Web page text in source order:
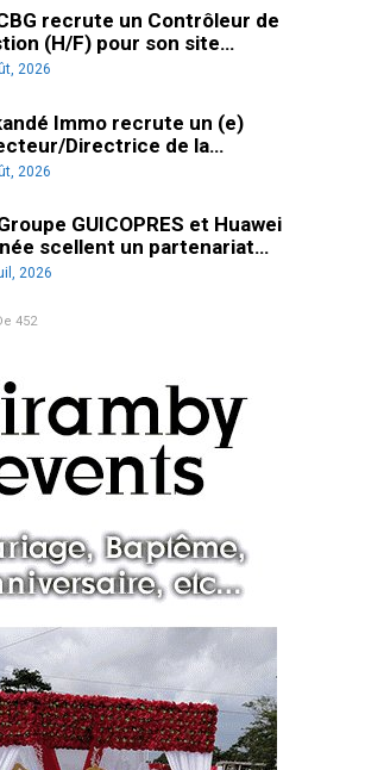
recrute un Contrôleur de
(H/F) pour son site…
2026
Immo recrute un (e)
Directrice de la…
2026
GUICOPRES et Huawei
scellent un partenariat…
2026
452